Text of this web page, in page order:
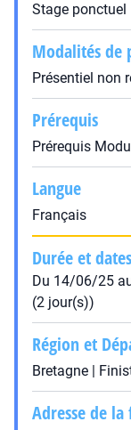
Stage ponctuel
Modalités de
Présentiel non
Prérequis
Prérequis
Langue
Français
Durée et dates
Du 14/06/25
(2 jour(s))
Région et
Bretagne |
Adresse de